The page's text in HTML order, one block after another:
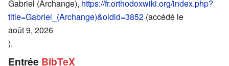
Gabriel (Archange), https://fr.orthodoxwiki.org/index.php?
title=Gabriel_(Archange)&oldid=3852 (accédé le
août 9, 2026
).
Entrée BibTeX